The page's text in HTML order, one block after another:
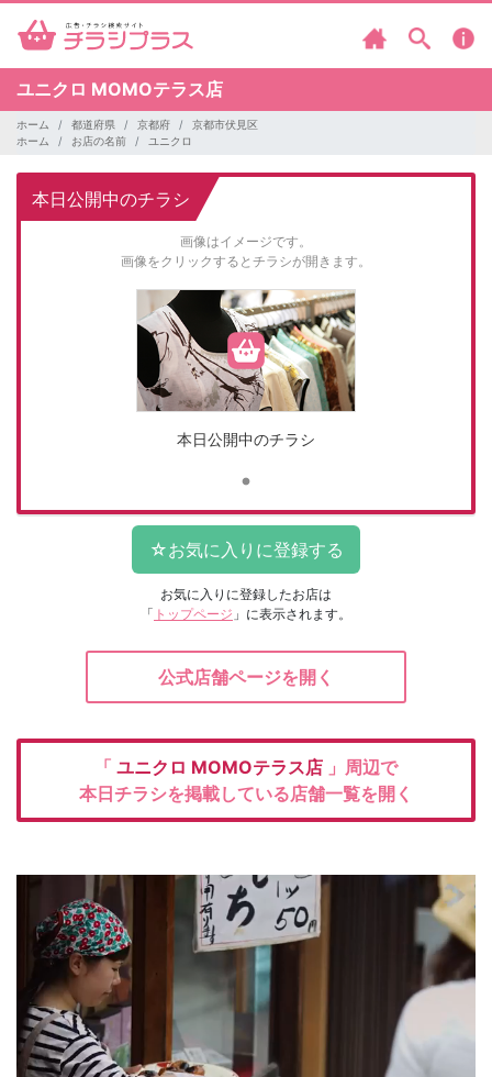
ユニクロ MOMOテラス店
ホーム 都道府県 京都府
京都市伏見区
ホーム
お店の名前 ユニクロ
本日公開中のチラシ
画像はイメージです。
画像をクリックするとチラシが開きます。
本日公開中のチラシ
お気に入りに登録したお店は
「 トップページ 」に表示されます。
公式店舗ページを開く
「 ユニクロ MOMOテラス店 」周辺で
本日チラシを掲載している店舗一覧を開く